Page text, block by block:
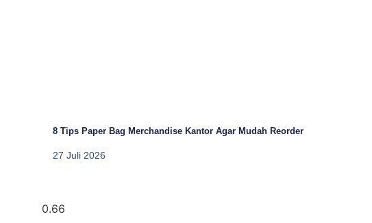
8 Tips Paper Bag Merchandise Kantor Agar Mudah Reorder
27 Juli 2026